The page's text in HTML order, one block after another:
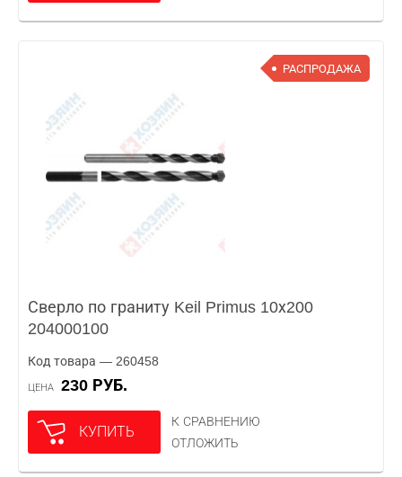
РАСПРОДАЖА
Сверло по граниту Keil Primus 10х200
204000100
Код товара — 260458
ЦЕНА 230 РУБ.
КУПИТЬ
К СРАВНЕНИЮ
ОТЛОЖИТЬ